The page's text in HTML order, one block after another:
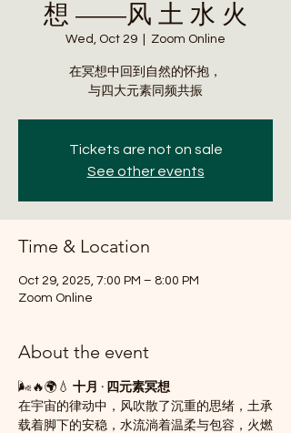
想 ——风 土 水 火
Wed, Oct 29 Zoom Online
在冥想中回到自然的怀抱，
与四大元素同频共振
Tickets are not on sale
See other events
Time & Location
Oct 29, 2025, 7:00 PM – 8:00 PM
Zoom Online
About the event
🌬🔥🌍💧 十月 · 四元素冥想
在宇宙的律动中，风吹散了沉重的思绪，土承
载着脚下的安稳，水流淌着温柔与包容，火燃